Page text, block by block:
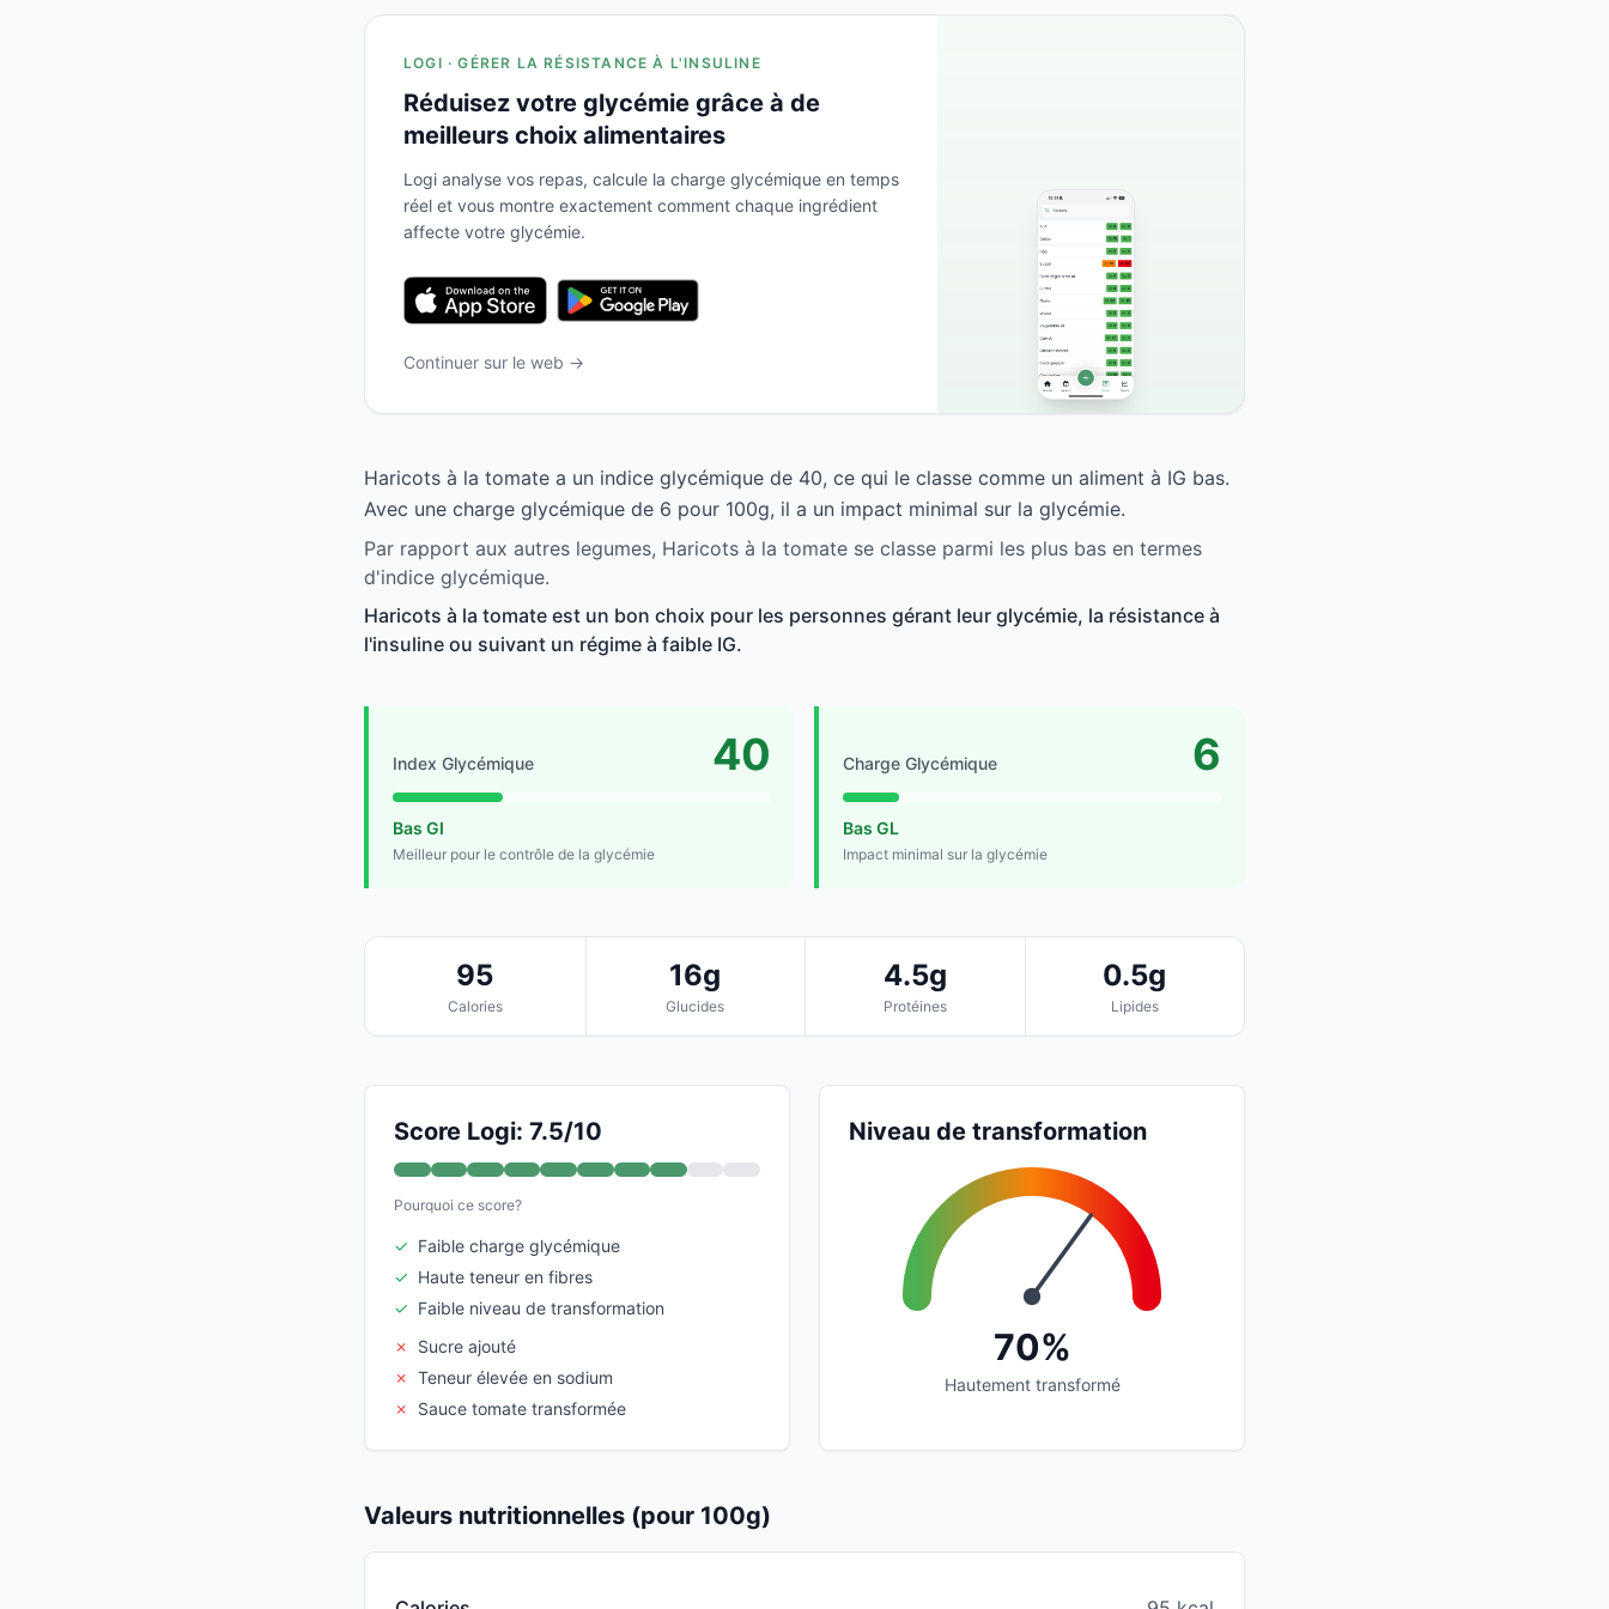
LOGI · GÉRER LA RÉSISTANCE À L'INSULINE
Réduisez votre glycémie grâce à de
meilleurs choix alimentaires
Logi analyse vos repas, calcule la charge glycémique en temps
réel et vous montre exactement comment chaque ingrédient
affecte votre glycémie.
Continuer sur le web →
Haricots à la tomate a un indice glycémique de 40, ce qui le classe comme un aliment à IG bas.
Avec une charge glycémique de 6 pour 100g, il a un impact minimal sur la glycémie.
Par rapport aux autres legumes, Haricots à la tomate se classe parmi les plus bas en termes
d'indice glycémique.
Haricots à la tomate est un bon choix pour les personnes gérant leur glycémie, la résistance à
l'insuline ou suivant un régime à faible IG.
Index Glycémique 40
Bas GI
Meilleur pour le contrôle de la glycémie
Charge Glycémique 6
Bas GL
Impact minimal sur la glycémie
95
Calories
16g
Glucides
4.5g
Protéines
0.5g
Lipides
Score Logi: 7.5/10
Pourquoi ce score?
✓ Faible charge glycémique
✓ Haute teneur en fibres
✓ Faible niveau de transformation
✗
Sucre ajouté
✗ Teneur élevée en sodium
✗
Sauce tomate transformée
Niveau de transformation
70%
Hautement transformé
Valeurs nutritionnelles (pour 100g)